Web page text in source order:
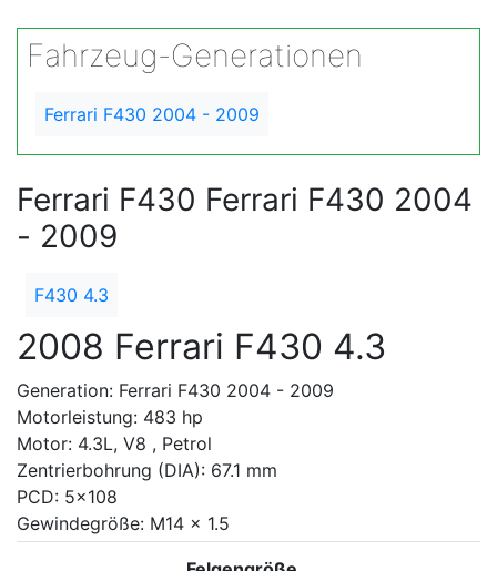
Fahrzeug-Generationen
Ferrari F430 2004 - 2009
Ferrari F430 Ferrari F430 2004
- 2009
F430 4.3
2008 Ferrari F430 4.3
Generation: Ferrari F430 2004 - 2009
Motorleistung: 483 hp
Motor: 4.3L, V8 , Petrol
Zentrierbohrung (DIA): 67.1 mm
PCD: 5x108
Gewindegröße: M14 x 1.5